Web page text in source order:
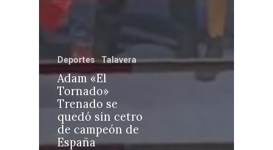
Deportes Talavera
Adam «El
Tornado»
Trenado se
quedó sin cetro
de campeón de
España
Ciudad Real
Cuenca
Economía
Educación
Cultura